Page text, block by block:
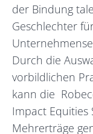
der Bindung
Geschlechter
Durch die
vorbildlichen
kann die
Impact
Mehrerträge